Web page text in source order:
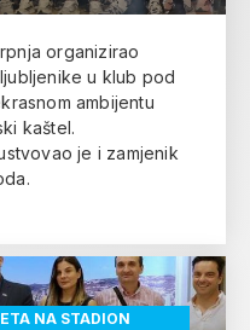
organizirao
u klub pod
ambijentu
kaštel.
je i zamjenik
NA STADION